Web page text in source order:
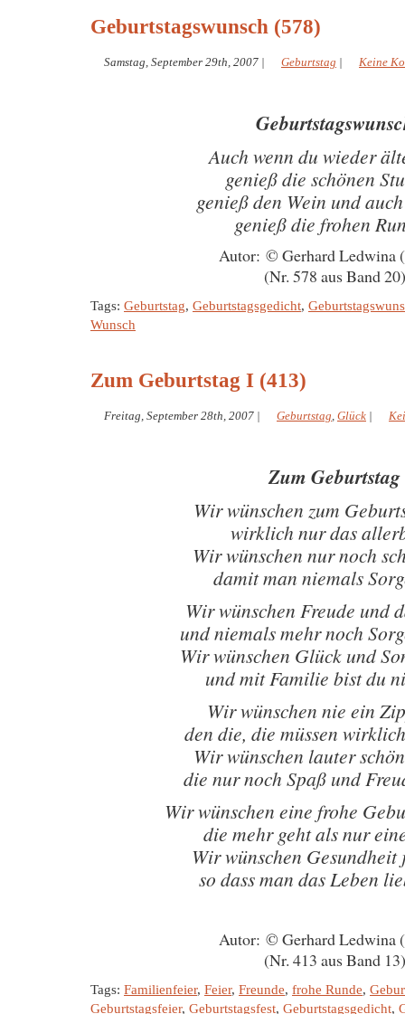
Geburtstagswunsch (578)
Samstag, September 29th, 2007 | Geburtstag | Keine
Auch wenn du wieder
genieß die schönen
genieß den Wein und
genieß die frohen
Autor: © Gerhard Ledwina
(Nr. 578 aus Band 20)
Tags: Geburtstag, Geburtstagsgedicht,
Wunsch
Zum Geburtstag I (413)
Freitag, September 28th, 2007 | Geburtstag, Glück |
Zum Geburtstag
Wir wünschen zum
wirklich nur das
Wir wünschen nur noch
damit man niemals
Wir wünschen Freude und
und niemals mehr noch
Wir wünschen Glück und
und mit Familie bist du
Wir wünschen nie ein
den die, die müssen
Wir wünschen lauter
die nur noch Spaß und
Wir wünschen eine frohe
die mehr geht als nur
Wir wünschen Gesundheit
so dass man das Leben
Autor: © Gerhard Ledwina
(Nr. 413 aus Band 13)
Tags: Familienfeier, Feier, Freunde, frohe Runde,
Geburtstagsfeier, Geburtstagsfest, Geburtstagsgedicht,